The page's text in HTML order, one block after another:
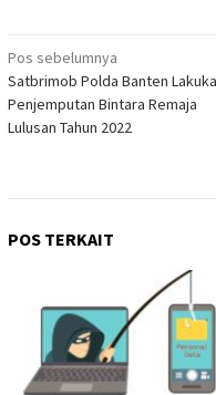
Navigasi
pos
Pos sebelumnya
Satbrimob Polda Banten
Penjemputan Bintara Remaja
Lulusan Tahun 2022
POS TERKAIT